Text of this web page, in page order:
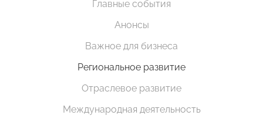
Главные события
Анонсы
Важное для бизнеса
Региональное развитие
Отраслевое развитие
Международная деятельность